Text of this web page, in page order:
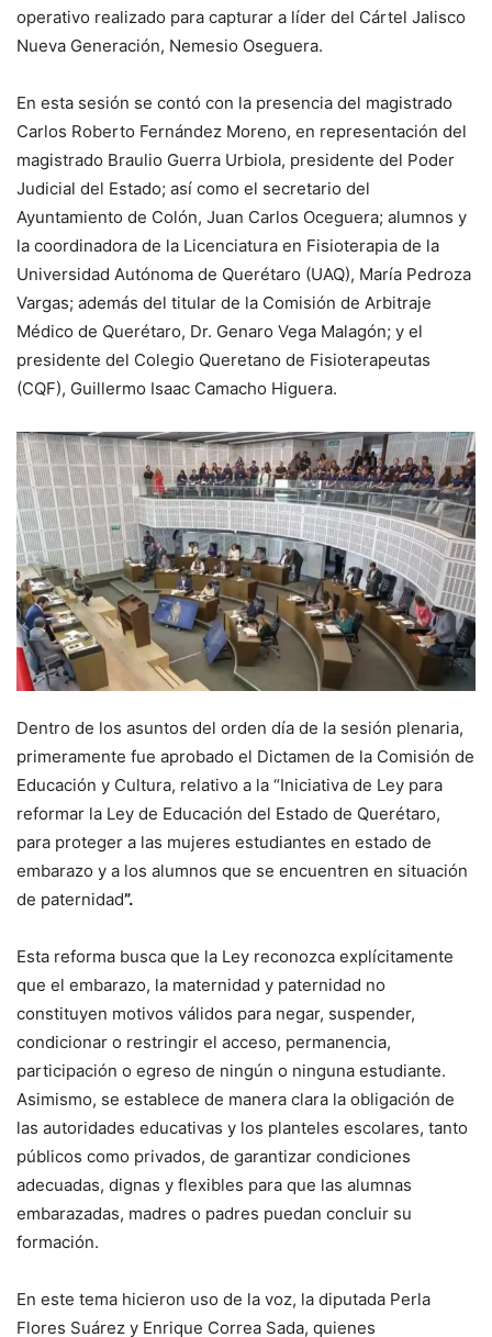
operativo realizado para capturar a líder del Cártel Jalisco
Nueva Generación, Nemesio Oseguera.
En esta sesión se contó con la presencia del magistrado
Carlos Roberto Fernández Moreno, en representación del
magistrado Braulio Guerra Urbiola, presidente del Poder
Judicial del Estado; así como el secretario del
Ayuntamiento de Colón, Juan Carlos Oceguera; alumnos y
la coordinadora de la Licenciatura en Fisioterapia de la
Universidad Autónoma de Querétaro (UAQ), María Pedroza
Vargas; además del titular de la Comisión de Arbitraje
Médico de Querétaro, Dr. Genaro Vega Malagón; y el
presidente del Colegio Queretano de Fisioterapeutas
(CQF), Guillermo Isaac Camacho Higuera.
Dentro de los asuntos del orden día de la sesión plenaria,
primeramente fue aprobado el Dictamen de la Comisión de
Educación y Cultura, relativo a la “Iniciativa de Ley para
reformar la Ley de Educación del Estado de Querétaro,
para proteger a las mujeres estudiantes en estado de
embarazo y a los alumnos que se encuentren en situación
de paternidad”.
Esta reforma busca que la Ley reconozca explícitamente
que el embarazo, la maternidad y paternidad no
constituyen motivos válidos para negar, suspender,
condicionar o restringir el acceso, permanencia,
participación o egreso de ningún o ninguna estudiante.
Asimismo, se establece de manera clara la obligación de
las autoridades educativas y los planteles escolares, tanto
públicos como privados, de garantizar condiciones
adecuadas, dignas y flexibles para que las alumnas
embarazadas, madres o padres puedan concluir su
formación.
En este tema hicieron uso de la voz, la diputada Perla
Flores Suárez y Enrique Correa Sada, quienes